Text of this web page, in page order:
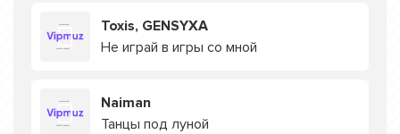
Toxis, GENSYXA
Не играй в игры со мной
Naiman
Танцы под луной